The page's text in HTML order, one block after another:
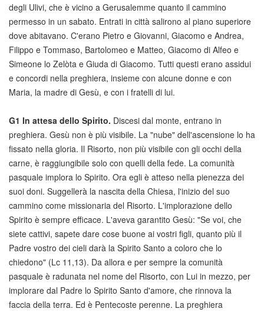
degli Ulivi, che è vicino a Gerusalemme quanto il cammino
permesso in un sabato. Entrati in città salirono al piano superiore
dove abitavano. C'erano Pietro e Giovanni, Giacomo e Andrea,
Filippo e Tommaso, Bartolomeo e Matteo, Giacomo di Alfeo e
Simeone lo Zelòta e Giuda di Giacomo. Tutti questi erano assidui
e concordi nella preghiera, insieme con alcune donne e con
Maria, la madre di Gesù, e con i fratelli di lui.
G1 In attesa dello Spirito. Discesi dal monte, entrano in
preghiera. Gesù non è più visibile. La "nube" dell'ascensione lo ha
fissato nella gloria. Il Risorto, non più visibile con gli occhi della
carne, è raggiungibile solo con quelli della fede. La comunità
pasquale implora lo Spirito. Ora egli è atteso nella pienezza dei
suoi doni. Suggellerà la nascita della Chiesa, l'inizio del suo
cammino come missionaria del Risorto. L'implorazione dello
Spirito è sempre efficace. L'aveva garantito Gesù: "Se voi, che
siete cattivi, sapete dare cose buone ai vostri figli, quanto più il
Padre vostro dei cieli darà la Spirito Santo a coloro che lo
chiedono" (Lc 11,13). Da allora e per sempre la comunità
pasquale è radunata nel nome del Risorto, con Lui in mezzo, per
implorare dal Padre lo Spirito Santo d'amore, che rinnova la
faccia della terra. Ed è Pentecoste perenne. La preghiera